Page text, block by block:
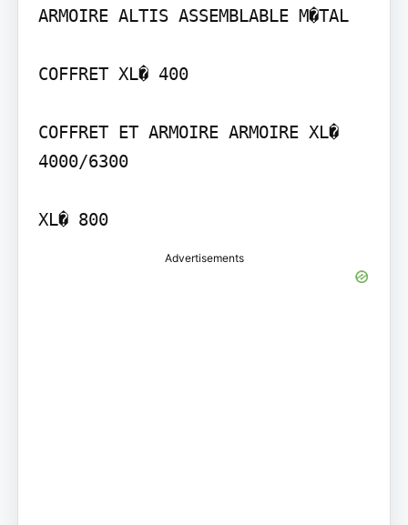
ARMOIRE ALTIS ASSEMBLABLE M�TAL
COFFRET XL� 400
COFFRET ET ARMOIRE ARMOIRE XL�
4000/6300
XL� 800
Advertisements